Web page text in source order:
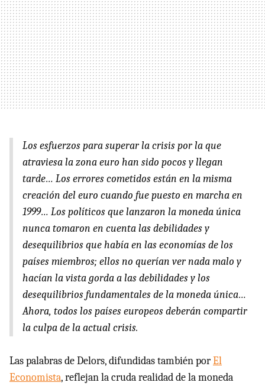
Los esfuerzos para superar la crisis por la que
atraviesa la zona euro han sido pocos y llegan
tarde… Los errores cometidos están en la misma
creación del euro cuando fue puesto en marcha en
1999… Los políticos que lanzaron la moneda única
nunca tomaron en cuenta las debilidades y
desequilibrios que había en las economías de los
países miembros; ellos no querían ver nada malo y
hacían la vista gorda a las debilidades y los
desequilibrios fundamentales de la moneda única…
Ahora, todos los países europeos deberán compartir
la culpa de la actual crisis.
Las palabras de Delors, difundidas también porEl
Economista, reflejan la cruda realidad de la moneda